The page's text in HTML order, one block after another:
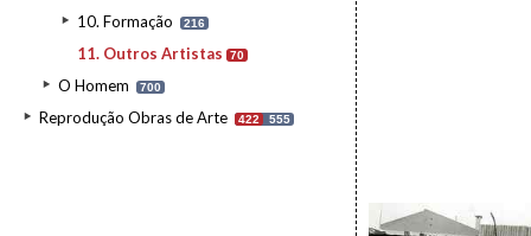
10. Formação 216
11. Outros Artistas 70
O Homem 700
Reprodução Obras de Arte 422 555